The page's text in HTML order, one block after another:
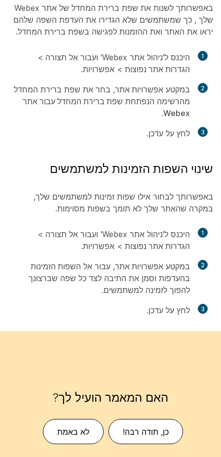
באפשרותך לשנות את שפת ברירת המחדל של אתר Webex
שלך , כך שמשתמשים שלא הגדירו את העדפת השפה שלהם
יראו את האתר ואת ההזמנות לפגישה בשפת ברירת המחדל.
1 היכנס ל'ניהול אתר Webex' ועבור אל תצורה >
הגדרות אתר נפוצות > אפשרויות.
2 במקטע אפשרויות אתר, בחר את שפת ברירת המחדל
מהרשימה הנפתחת שפת ברירת המחדל עבור אתר
Webex
.
3 לחץ על עדכן.
שינוי השפות הזמינות למשתמשים
באפשרותך לבחור אילו שפות זמינות למשתמשים שלך,
במקרה שהאתר שלך לא תומך בשפות מסוימות.
1 היכנס ל'ניהול אתר Webex' ועבור אל תצורה >
הגדרות אתר נפוצות > אפשרויות.
2 במקטע אפשרויות אתר, עבור אל השפות הזמינות
בהעדפות וסמן את התיבה לצד כל שפה שברצונך
להפוך לזמינה למשתמשים.
3 לחץ על עדכן.
האם המאמר הועיל לך?
כן, תודה רבה! לא באמת